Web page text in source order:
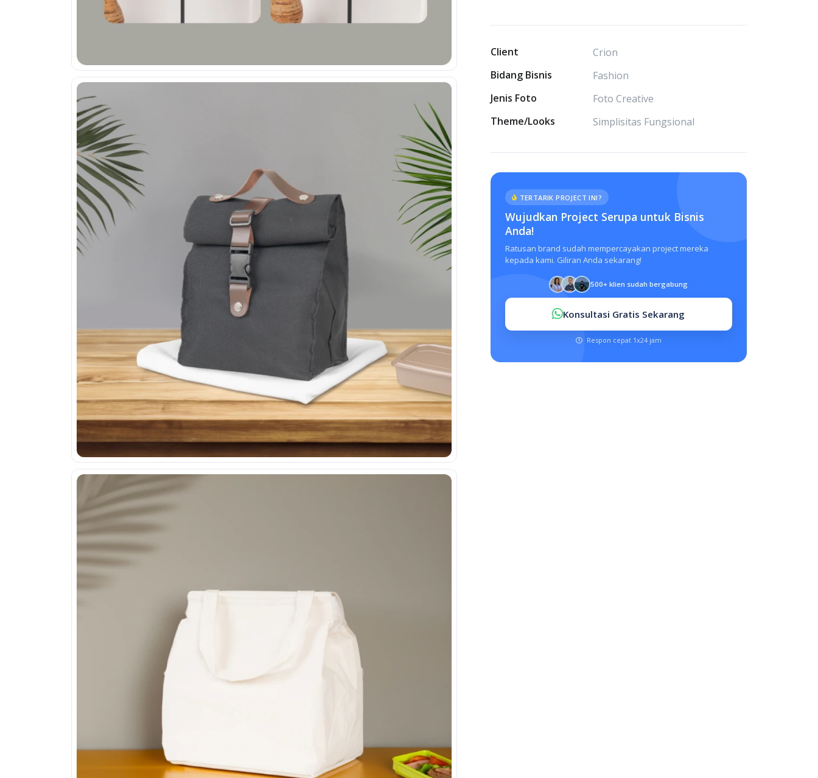
Client
Crion
Bidang Bisnis
Fashion
Jenis Foto
Foto Creative
Theme/Looks
Simplisitas Fungsional
TERTARIK PROJECT INI?
Wujudkan Project Serupa untuk Bisnis
Anda!
Ratusan brand sudah mempercayakan project mereka
kepada kami. Giliran Anda sekarang!
500+ klien sudah bergabung
Konsultasi Gratis Sekarang
Respon cepat 1x24 jam